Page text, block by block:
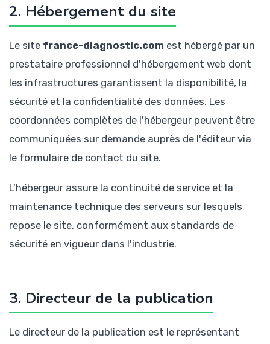
2. Hébergement du site
Le site france-diagnostic.com est hébergé par un
prestataire professionnel d'hébergement web dont
les infrastructures garantissent la disponibilité, la
sécurité et la confidentialité des données. Les
coordonnées complètes de l'hébergeur peuvent être
communiquées sur demande auprès de l'éditeur via
le formulaire de contact du site.
L'hébergeur assure la continuité de service et la
maintenance technique des serveurs sur lesquels
repose le site, conformément aux standards de
sécurité en vigueur dans l'industrie.
3. Directeur de la publication
Le directeur de la publication est le représentant